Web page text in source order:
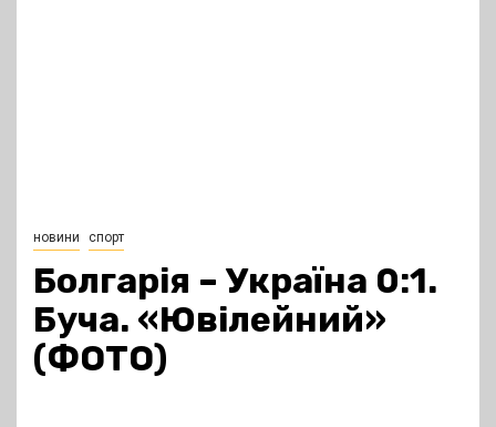
новини спорт
Болгарія – Україна 0:1.
Буча. «Ювілейний»
(ФОТО)